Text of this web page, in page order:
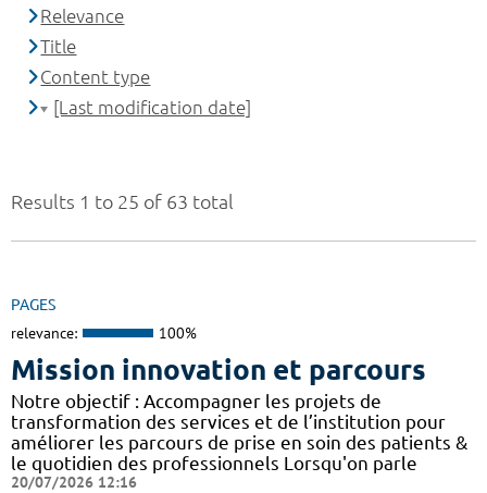
Results 1 to 25 of 63 total
PAGES
relevance: 100%
Mission innovation et parcours
Notre objectif : Accompagner les projets de
transformation des services et de l’institution pour
améliorer les parcours de prise en soin des patients &
le quotidien des professionnels Lorsqu'on parle
20/07/2026 12:16
Relevance
Title
Content type
[Last modification date]